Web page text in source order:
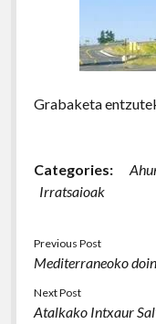
Grabaketa
Categories:
Irratsaioak
Previous Post
Mediterraneoko
Next Post
Atalkako Intxaur